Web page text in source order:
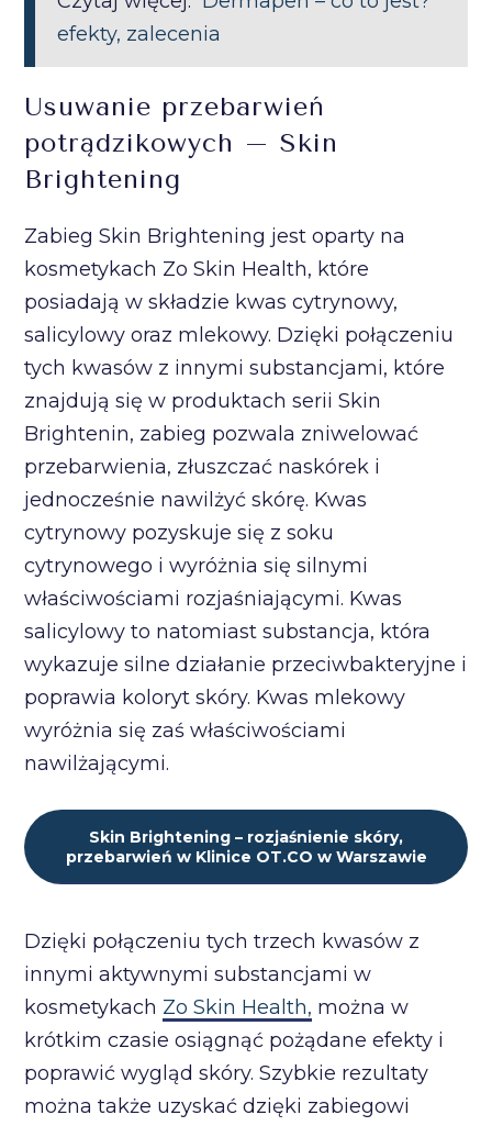
efekty, zalecenia
Usuwanie przebarwień
potrądzikowych – Skin
Brightening
Zabieg Skin Brightening jest oparty na
kosmetykach Zo Skin Health, które
posiadają w składzie kwas cytrynowy,
salicylowy oraz mlekowy. Dzięki połączeniu
tych kwasów z innymi substancjami, które
znajdują się w produktach serii Skin
Brightenin, zabieg pozwala zniwelować
przebarwienia, złuszczać naskórek i
jednocześnie nawilżyć skórę. Kwas
cytrynowy pozyskuje się z soku
cytrynowego i wyróżnia się silnymi
właściwościami rozjaśniającymi. Kwas
salicylowy to natomiast substancja, która
wykazuje silne działanie przeciwbakteryjne i
poprawia koloryt skóry. Kwas mlekowy
wyróżnia się zaś właściwościami
nawilżającymi.
Skin Brightening – rozjaśnienie skóry,
przebarwień w Klinice OT.CO w Warszawie
Dzięki połączeniu tych trzech kwasów z
innymi aktywnymi substancjami w
kosmetykach Zo Skin Health, można w
krótkim czasie osiągnąć pożądane efekty i
poprawić wygląd skóry. Szybkie rezultaty
można także uzyskać dzięki zabiegowi